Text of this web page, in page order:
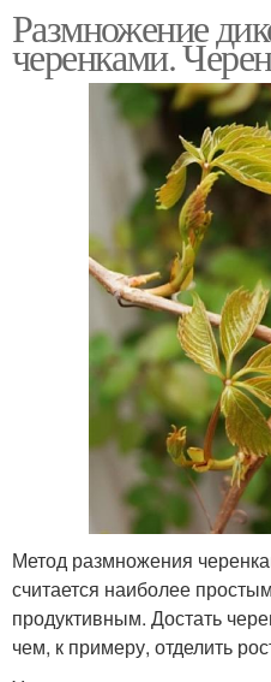
Размножение
черенками.
Метод размножения
считается наиболее
продуктивным. Достать
чем, к примеру, отделить